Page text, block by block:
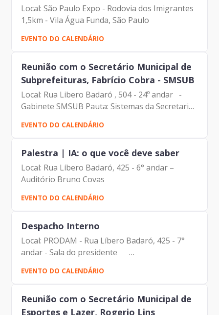
Local: São Paulo Expo - Rodovia dos Imigrantes
1,5km - Vila Água Funda, São Paulo
EVENTO DO CALENDÁRIO
Reunião com o Secretário Municipal de
Subprefeituras, Fabrício Cobra - SMSUB
Local: Rua Libero Badaró , 504 - 24º andar -
Gabinete SMSUB Pauta: Sistemas da Secretaria
Participantes: - Francisco Forbes – Presidente |
Prodam-SP - André Tomiatto - Assessor da
Presidência |...
EVENTO DO CALENDÁRIO
Palestra | IA: o que você deve saber
Local: Rua Líbero Badaró, 425 - 6° andar –
Auditório Bruno Covas
EVENTO DO CALENDÁRIO
Despacho Interno
Local: PRODAM - Rua Líbero Badaró, 425 - 7°
andar - Sala do presidente
Pauta: Reunião com a
Diretoria de Administração e Finanças
Participantes:...
EVENTO DO CALENDÁRIO
Reunião com o Secretário Municipal de
Esportes e Lazer, Rogerio Lins